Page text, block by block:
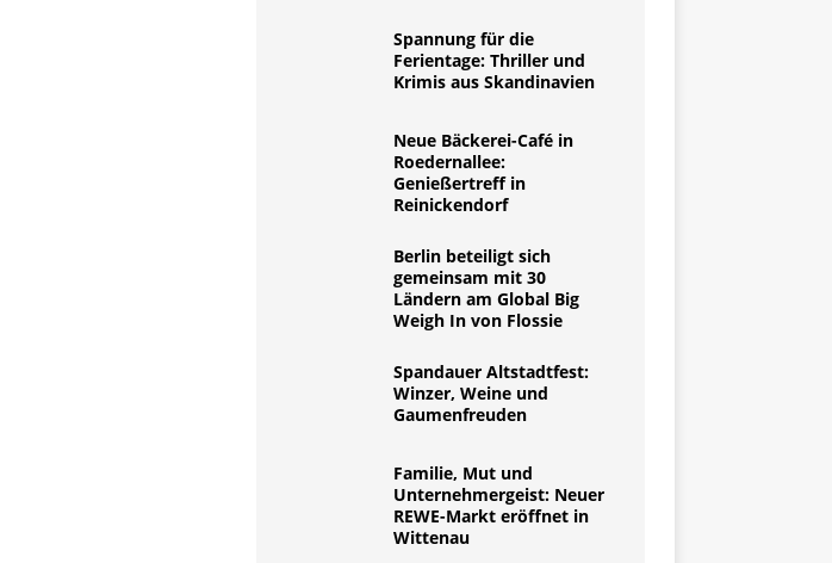
Spannung für die
Ferientage: Thriller und
Krimis aus Skandinavien
Neue Bäckerei-Café in
Roedernallee:
Genießertreff in
Reinickendorf
Berlin beteiligt sich
gemeinsam mit 30
Ländern am Global Big
Weigh In von Flossie
Spandauer Altstadtfest:
Winzer, Weine und
Gaumenfreuden
Familie, Mut und
Unternehmergeist: Neuer
REWE-Markt eröffnet in
Wittenau